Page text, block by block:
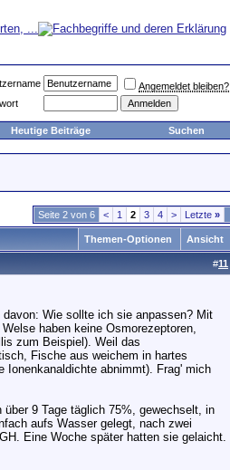
Angemeldet bleiben?
Heutige Beiträge Suchen
Seite 2 von 6 < 1 2 3 4 > Letzte »
Themen-Optionen Ansicht
#11
Wie sollte ich sie anpassen? Mit
haben keine Osmorezeptoren,
zum Beispiel). Weil das
Fische aus weichem in hartes
Ionenkanaldichte abnimmt). Frag' mich
9 Tage täglich 75%, gewechselt, in
aufs Wasser gelegt, nach zwei
Eine Woche später hatten sie gelaicht.